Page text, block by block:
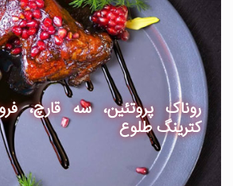
روناک پروتئین، سه قارچ،
کترینگ طلوع